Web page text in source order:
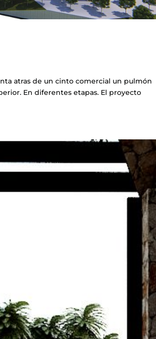
atras de un cinto comercial un pulmón
En diferentes etapas. El proyecto